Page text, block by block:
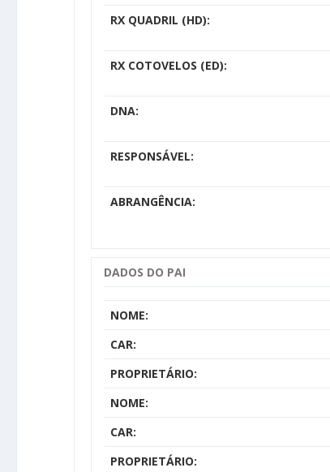
RX QUADRIL (HD):
RX COTOVELOS (ED):
DNA:
RESPONSÁVEL:
ABRANGÊNCIA:
DADOS DO PAI
NOME:
CAR:
PROPRIETÁRIO:
NOME:
CAR:
PROPRIETÁRIO: